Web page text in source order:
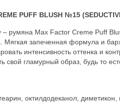
PUFF BLUSH №15
– румяна Max Factor Creme Puff
запеченная формула и
интенсивность оттенка и
свой гламурный образ, будь то
октилдодеканол, диметикон,